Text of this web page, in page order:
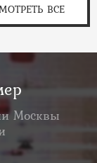
ВСЕ
Москвы